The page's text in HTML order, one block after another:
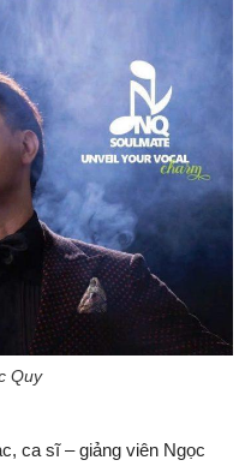
Quy
ca sĩ – giảng viên Ngọc